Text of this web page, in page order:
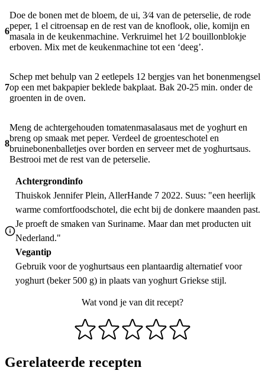
6
Doe de bonen met de bloem, de ui, 3⁄4 van de peterselie, de rode
peper, 1 el citroensap en de rest van de knoflook, olie, komijn en
masala in de keukenmachine. Verkruimel het 1⁄2 bouillonblokje
erboven. Mix met de keukenmachine tot een ‘deeg’.
7
Schep met behulp van 2 eetlepels 12 bergjes van het bonenmengsel
op een met bakpapier beklede bakplaat. Bak 20-25 min. onder de
groenten in de oven.
8
Meng de achtergehouden tomatenmasalasaus met de yoghurt en
breng op smaak met peper. Verdeel de groenteschotel en
bruinebonenballetjes over borden en serveer met de yoghurtsaus.
Bestrooi met de rest van de peterselie.
Achtergrondinfo
Thuiskok Jennifer Plein, AllerHande 7 2022. Suus: "een heerlijk
warme comfortfoodschotel, die echt bij de donkere maanden past.
Je proeft de smaken van Suriname. Maar dan met producten uit
Nederland."
Vegantip
Gebruik voor de yoghurtsaus een plantaardig alternatief voor
yoghurt (beker 500 g) in plaats van yoghurt Griekse stijl.
Wat vond je van dit recept?
Gerelateerde recepten